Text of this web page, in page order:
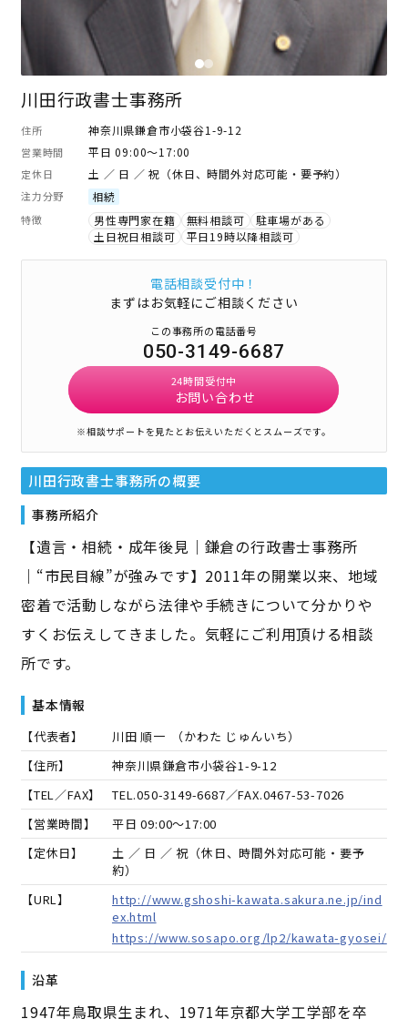
川田行政書士事務所
住所 神奈川県鎌倉市小袋谷1-9-12
営業時間 平日 09:00～17:00
定休日 土 ／ 日 ／ 祝（休日、時間外対応可能・要予約）
注力分野 相続
特徴 男性専門家在籍 無料相談可
駐車場がある
土日祝日相談可
平日19時以降相談可
電話相談受付中！
まずはお気軽にご相談ください
この事務所の電話番号
050-3149-6687
24時間受付中
お問い合わせ
※相談サポートを見たとお伝えいただくとスムーズです。
川田行政書士事務所の概要
事務所紹介
【遺言・相続・成年後見｜鎌倉の行政書士事務所
｜“市民目線”が強みです】2011年の開業以来、地域
密着で活動しながら法律や手続きについて分かりや
すくお伝えしてきました。気軽にご利用頂ける相談
所です。
基本情報
【代表者】 川田 順一 （かわた じゅんいち）
【住所】
神奈川県鎌倉市小袋谷1-9-12
【TEL／FAX】
TEL.050-3149-6687／FAX.0467-53-7026
【営業時間】
平日 09:00～17:00
【定休日】
土 ／ 日 ／ 祝（休日、時間外対応可能・要予
約）
【URL】
http://www.gshoshi-kawata.sakura.ne.jp/ind
ex.html
https://www.sosapo.org/lp2/kawata-gyosei/
沿革
1947年鳥取県生まれ、1971年京都大学工学部を卒